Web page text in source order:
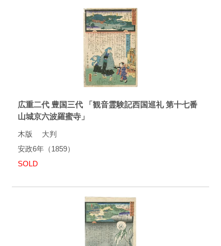
広重二代 豊国三代 「観音霊験記西国巡礼 第十七番
山城京六波羅蜜寺」
木版 大判
安政6年（1859）
SOLD